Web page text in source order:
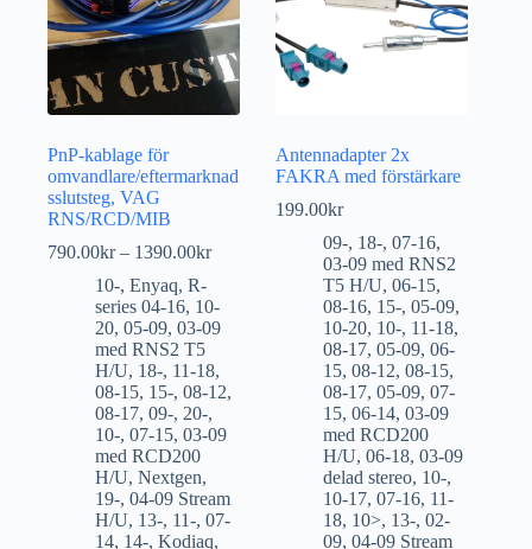
PnP-kablage för
omvandlare/eftermarknad
sslutsteg, VAG
RNS/RCD/MIB
790.00kr – 1390.00kr
10-, Enyaq, R-
series 04-16, 10-
20, 05-09, 03-09
med RNS2 T5
H/U, 18-, 11-18,
08-15, 15-, 08-12,
08-17, 09-, 20-,
10-, 07-15, 03-09
med RCD200
H/U, Nextgen,
19-, 04-09 Stream
H/U, 13-, 11-, 07-
14, 14-, Kodiaq,
Antennadapter 2x
FAKRA med förstärkare
199.00kr
09-, 18-,07-16,
03-09 med RNS2
T5 H/U,06-15,
08-16, 15-,05-09,
10-20, 10-, 11-18,
08-17,05-09,06-
15,08-12,08-15,
08-17,05-09,07-
15,06-14,03-09
med RCD200
H/U,06-18,03-09
delad stereo, 10-,
10-17,07-16, 11-
18, 10>, 13-,02-
09,04-09 Stream